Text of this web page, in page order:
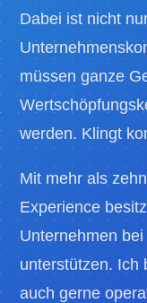
Dabei ist nicht
müssen ganze
werden. Klingt
Mit mehr als
Experience
Unternehmen
unterstützen. Ich
auch gerne